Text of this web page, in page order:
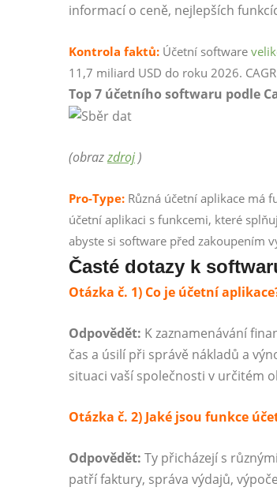
informací o ceně, nejlepších
Kontrola faktů: Účetní software
11,7 miliard USD do roku 2026.
Top 7 účetního softwaru podle
(obrazzdroj)
Pro-Type: Různá účetní aplikace má
účetní aplikaci s funkcemi, které
abyste si software před zakoupením
Časté dotazy k
Otázka č. 1) Co je účetní
Odpovědět: K zaznamenávání
čas a úsilí při správě nákladů a
situaci vaší společnosti v určitém
Otázka č. 2) Jaké jsou funkce
Odpovědět: Ty přicházejí s
patří faktury, správa výdajů,